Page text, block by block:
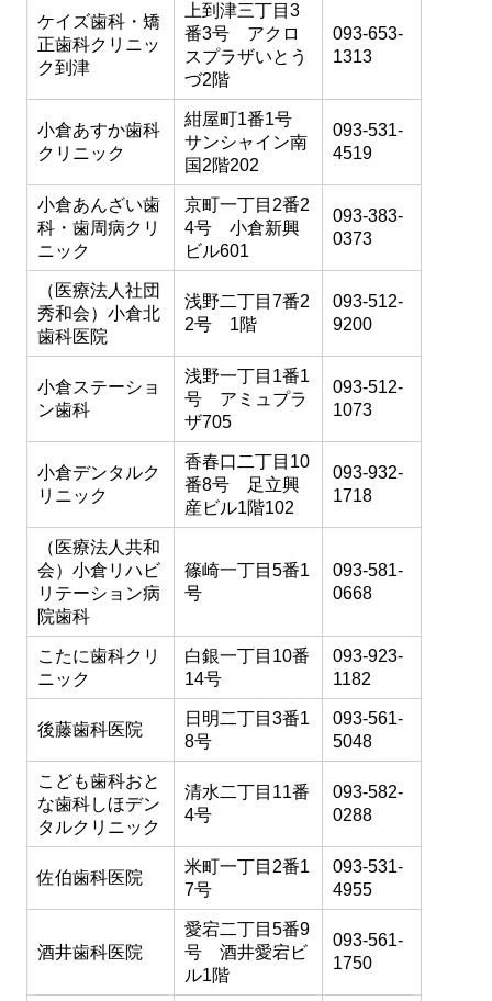
ケイズ歯科・矯
正歯科クリニッ
ク到津
上到津三丁目3
番3号 アクロ
スプラザいとう
づ2階
093-653-
1313
小倉あすか歯科
クリニック
紺屋町1番1号
サンシャイン南
国2階202
093-531-
4519
小倉あんざい歯
科・歯周病クリ
ニック
京町一丁目2番2
4号 小倉新興
ビル601
093-383-
0373
（医療法人社団
秀和会）小倉北
歯科医院
浅野二丁目7番2
2号 1階
093-512-
9200
小倉ステーショ
ン歯科
浅野一丁目1番1
号 アミュプラ
ザ705
093-512-
1073
小倉デンタルク
リニック
香春口二丁目10
番8号 足立興
産ビル1階102
093-932-
1718
（医療法人共和
会）小倉リハビ
リテーション病
院歯科
篠崎一丁目5番1
号
093-581-
0668
こたに歯科クリ
ニック
白銀一丁目10番
14号
093-923-
1182
後藤歯科医院
日明二丁目3番1
8号
093-561-
5048
こども歯科おと
な歯科しほデン
タルクリニック
清水二丁目11番
4号
093-582-
0288
佐伯歯科医院
米町一丁目2番1
7号
093-531-
4955
酒井歯科医院
愛宕二丁目5番9
号 酒井愛宕ビ
ル1階
093-561-
1750